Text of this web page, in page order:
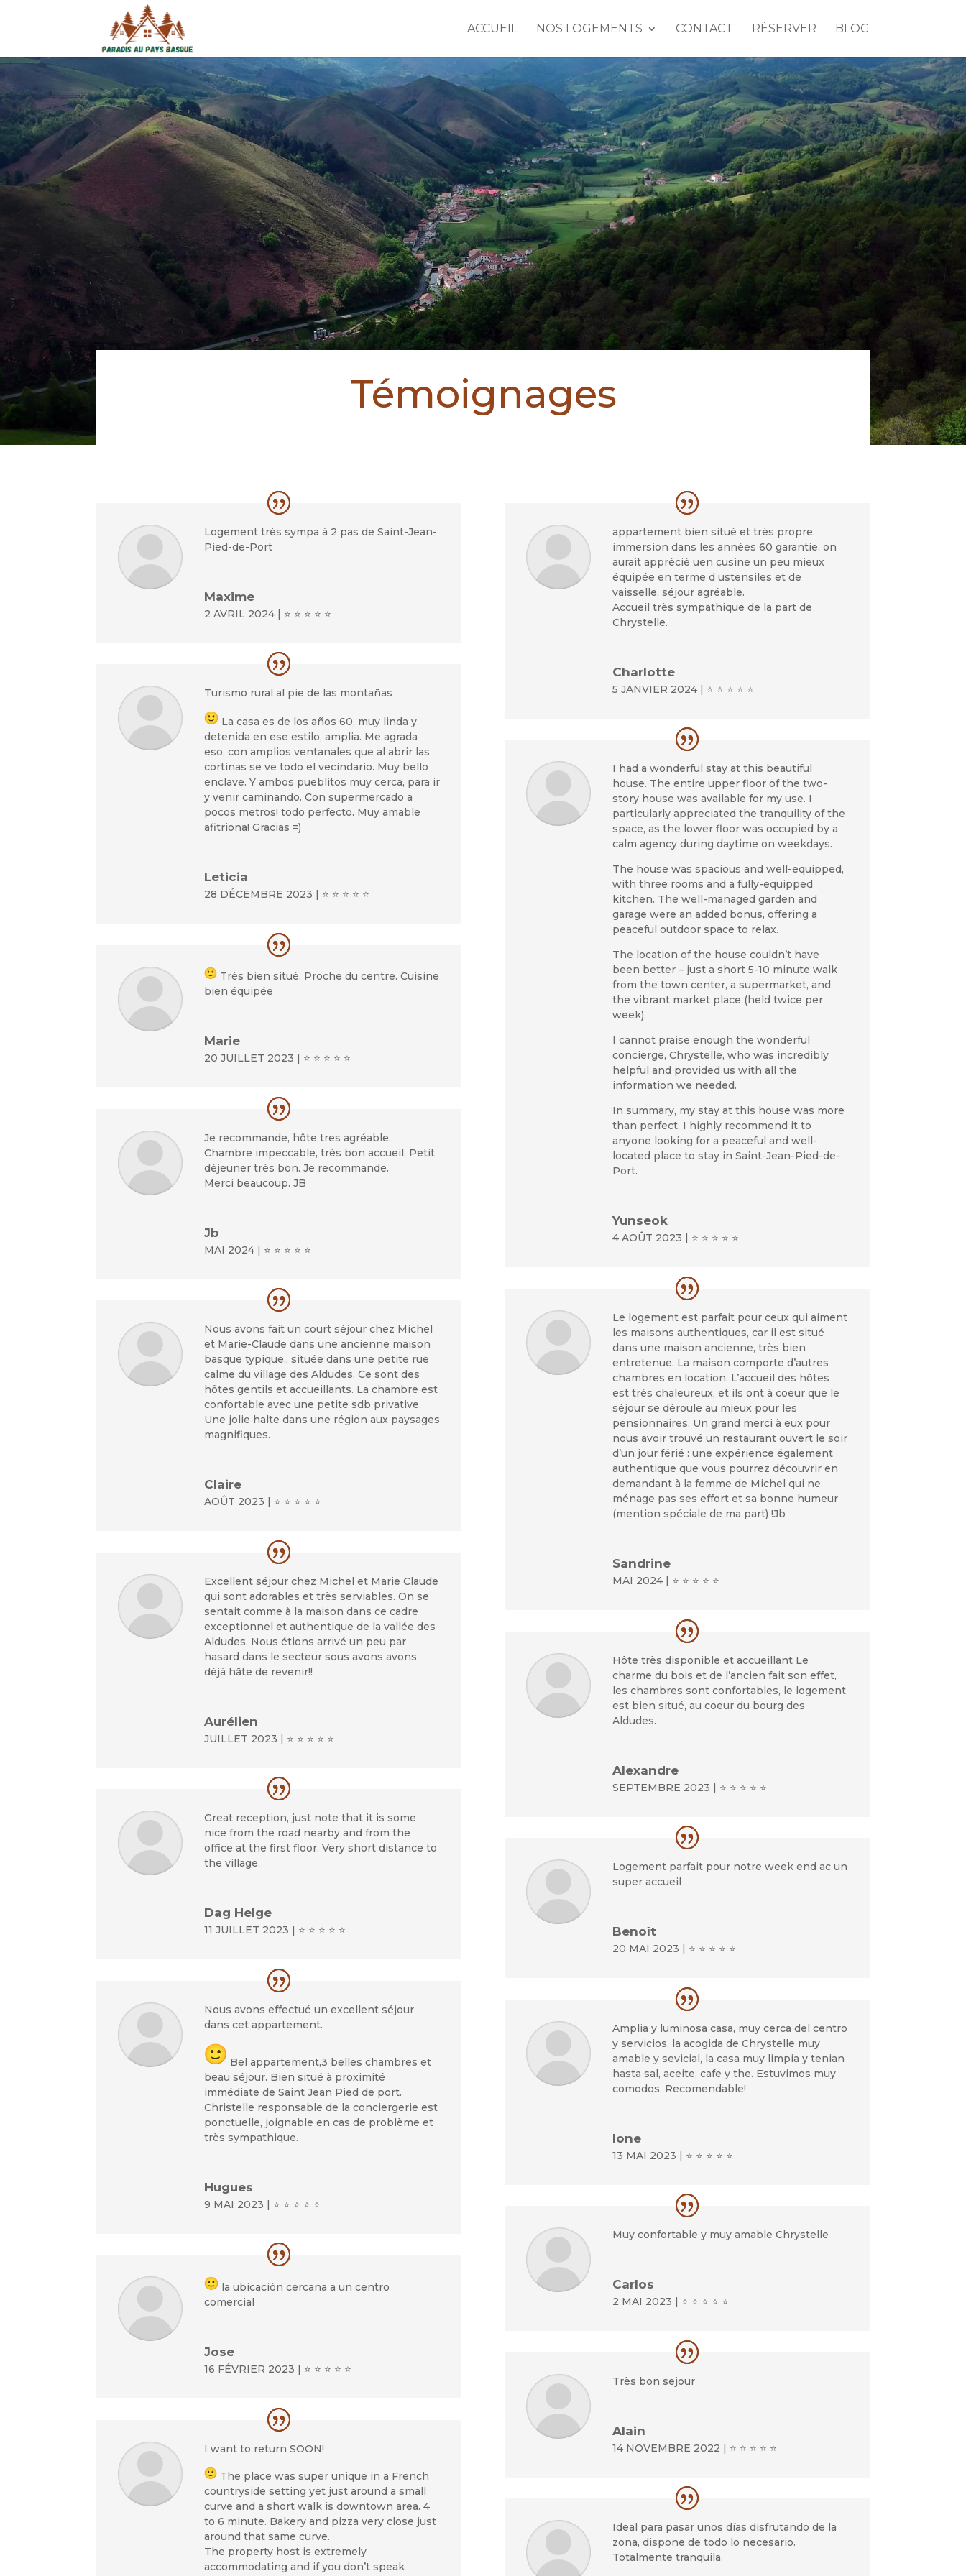
ACCUEIL NOS LOGEMENTS CONTACT RÉSERVER BLOG
Témoignages
Logement très sympa à 2 pas de Saint-Jean-
Pied-de-Port
Maxime
2 AVRIL 2024 | ⭐ ⭐ ⭐ ⭐ ⭐
Turismo rural al pie de las montañas
La casa es de los años 60, muy linda y
detenida en ese estilo, amplia. Me agrada
eso, con amplios ventanales que al abrir las
cortinas se ve todo el vecindario. Muy bello
enclave. Y ambos pueblitos muy cerca, para ir
y venir caminando. Con supermercado a
pocos metros! todo perfecto. Muy amable
afitriona! Gracias =)
Leticia
28 DÉCEMBRE 2023 | ⭐ ⭐ ⭐ ⭐ ⭐
Très bien situé. Proche du centre. Cuisine
bien équipée
Marie
20 JUILLET 2023 | ⭐ ⭐ ⭐ ⭐ ⭐
Je recommande, hôte tres agréable.
Chambre impeccable, très bon accueil. Petit
déjeuner très bon. Je recommande.
Merci beaucoup. JB
Jb
MAI 2024 | ⭐ ⭐ ⭐ ⭐ ⭐
Nous avons fait un court séjour chez Michel
et Marie-Claude dans une ancienne maison
basque typique., située dans une petite rue
calme du village des Aldudes. Ce sont des
hôtes gentils et accueillants. La chambre est
confortable avec une petite sdb privative.
Une jolie halte dans une région aux paysages
magnifiques.
Claire
AOÛT 2023 | ⭐ ⭐ ⭐ ⭐ ⭐
Excellent séjour chez Michel et Marie Claude
qui sont adorables et très serviables. On se
sentait comme à la maison dans ce cadre
exceptionnel et authentique de la vallée des
Aldudes. Nous étions arrivé un peu par
hasard dans le secteur sous avons avons
déjà hâte de revenir!!
Aurélien
JUILLET 2023 | ⭐ ⭐ ⭐ ⭐ ⭐
Great reception, just note that it is some
nice from the road nearby and from the
office at the first floor. Very short distance to
the village.
Dag Helge
11 JUILLET 2023 | ⭐ ⭐ ⭐ ⭐ ⭐
Nous avons effectué un excellent séjour
dans cet appartement.
Bel appartement,3 belles chambres et
beau séjour. Bien situé à proximité
immédiate de Saint Jean Pied de port.
Christelle responsable de la conciergerie est
ponctuelle, joignable en cas de problème et
très sympathique.
Hugues
9 MAI 2023 | ⭐ ⭐ ⭐ ⭐ ⭐
la ubicación cercana a un centro
comercial
Jose
16 FÉVRIER 2023 | ⭐ ⭐ ⭐ ⭐ ⭐
I want to return SOON!
The place was super unique in a French
countryside setting yet just around a small
curve and a short walk is downtown area. 4
to 6 minute. Bakery and pizza very close just
around that same curve.
The property host is extremely
accommodating and if you don’t speak
appartement bien situé et très propre.
immersion dans les années 60 garantie. on
aurait apprécié uen cusine un peu mieux
équipée en terme d ustensiles et de
vaisselle. séjour agréable.
Accueil très sympathique de la part de
Chrystelle.
Charlotte
5 JANVIER 2024 | ⭐ ⭐ ⭐ ⭐ ⭐
I had a wonderful stay at this beautiful
house. The entire upper floor of the two-
story house was available for my use. I
particularly appreciated the tranquility of the
space, as the lower floor was occupied by a
calm agency during daytime on weekdays.
The house was spacious and well-equipped,
with three rooms and a fully-equipped
kitchen. The well-managed garden and
garage were an added bonus, offering a
peaceful outdoor space to relax.
The location of the house couldn’t have
been better – just a short 5-10 minute walk
from the town center, a supermarket, and
the vibrant market place (held twice per
week).
I cannot praise enough the wonderful
concierge, Chrystelle, who was incredibly
helpful and provided us with all the
information we needed.
In summary, my stay at this house was more
than perfect. I highly recommend it to
anyone looking for a peaceful and well-
located place to stay in Saint-Jean-Pied-de-
Port.
Yunseok
4 AOÛT 2023 | ⭐ ⭐ ⭐ ⭐ ⭐
Le logement est parfait pour ceux qui aiment
les maisons authentiques, car il est situé
dans une maison ancienne, très bien
entretenue. La maison comporte d’autres
chambres en location. L’accueil des hôtes
est très chaleureux, et ils ont à coeur que le
séjour se déroule au mieux pour les
pensionnaires. Un grand merci à eux pour
nous avoir trouvé un restaurant ouvert le soir
d’un jour férié : une expérience également
authentique que vous pourrez découvrir en
demandant à la femme de Michel qui ne
ménage pas ses effort et sa bonne humeur
(mention spéciale de ma part) !Jb
Sandrine
MAI 2024 | ⭐ ⭐ ⭐ ⭐ ⭐
Hôte très disponible et accueillant Le
charme du bois et de l’ancien fait son effet,
les chambres sont confortables, le logement
est bien situé, au coeur du bourg des
Aldudes.
Alexandre
SEPTEMBRE 2023 | ⭐ ⭐ ⭐ ⭐ ⭐
Logement parfait pour notre week end ac un
super accueil
Benoît
20 MAI 2023 | ⭐ ⭐ ⭐ ⭐ ⭐
Amplia y luminosa casa, muy cerca del centro
y servicios, la acogida de Chrystelle muy
amable y sevicial, la casa muy limpia y tenian
hasta sal, aceite, cafe y the. Estuvimos muy
comodos. Recomendable!
Ione
13 MAI 2023 | ⭐ ⭐ ⭐ ⭐ ⭐
Muy confortable y muy amable Chrystelle
Carlos
2 MAI 2023 | ⭐ ⭐ ⭐ ⭐ ⭐
Très bon sejour
Alain
14 NOVEMBRE 2022 | ⭐ ⭐ ⭐ ⭐ ⭐
Ideal para pasar unos días disfrutando de la
zona, dispone de todo lo necesario.
Totalmente tranquila.